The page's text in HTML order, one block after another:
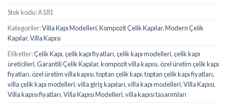
Stok kodu:A181
Kategoriler:Villa Kapı Modelleri,Kompozit Çelik Kapılar,Modern Çelik
Kapılar,Villa Kapısı
Etiketler:Çelik Kapı,çelik kapı fiyatları,çelik kapı modelleri,çelik kapı
üreticileri,Garantili Çelik Kapılar,kompozit villa kapısı,özel üretim çelik kapı
fiyatları,özel üretim villa kapısı,toptan çelik kapı,toptan çelik kapı fiyatları,
villa çelik kapı modelleri,villa giriş kapıları,villa kapı modelleri,Villa Kapısı,
Villa kapısı fiyatları,Villa Kapısı Modelleri,villa kapısı tasarımları